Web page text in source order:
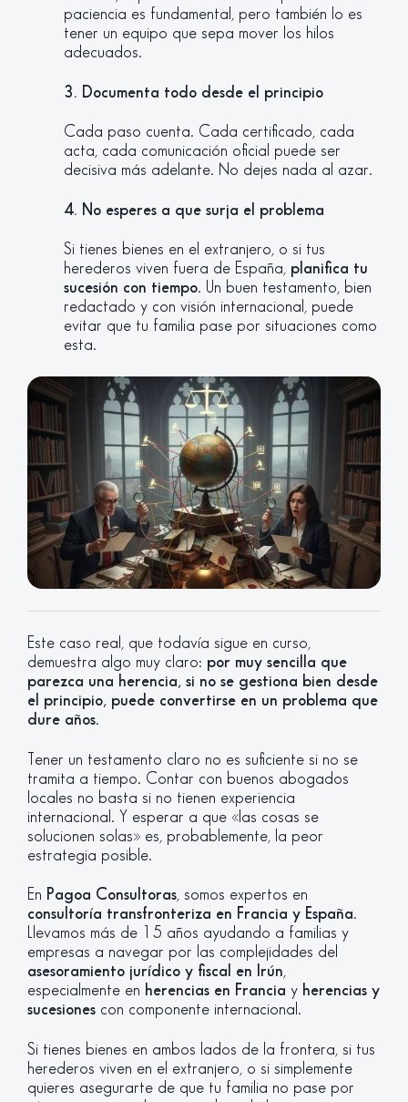
paciencia es fundamental, pero también lo es
tener un equipo que sepa mover los hilos
adecuados.
3. Documenta todo desde el principio
Cada paso cuenta. Cada certificado, cada
acta, cada comunicación oficial puede ser
decisiva más adelante. No dejes nada al azar.
4. No esperes a que surja el problema
Si tienes bienes en el extranjero, o si tus
herederos viven fuera de España, planifica tu
sucesión con tiempo. Un buen testamento, bien
redactado y con visión internacional, puede
evitar que tu familia pase por situaciones como
esta.
Este caso real, que todavía sigue en curso,
demuestra algo muy claro: por muy sencilla que
parezca una herencia, si no se gestiona bien desde
el principio, puede convertirse en un problema que
dure años.
Tener un testamento claro no es suficiente si no se
tramita a tiempo. Contar con buenos abogados
locales no basta si no tienen experiencia
internacional. Y esperar a que «las cosas se
solucionen solas» es, probablemente, la peor
estrategia posible.
En Pagoa Consultoras , somos expertos en
consultoría transfronteriza en Francia y España.
Llevamos más de 15 años ayudando a familias y
empresas a navegar por las complejidades del
asesoramiento jurídico y fiscal en Irún
especialmente en herencias en Francia y herencias y
sucesiones con componente internacional.
Si tienes bienes en ambos lados de la frontera, si tus
herederos viven en el extranjero, o si simplemente
quieres asegurarte de que tu familia no pase por